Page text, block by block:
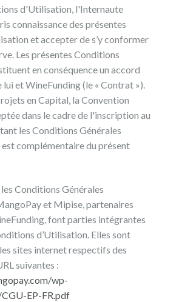
d'Utilisation, l'Internaute
connaissance des présentes
et accepter de s’y conformer
Les présentes Conditions
en conséquence un accord
et WineFunding (le « Contrat »).
en Capital, la Convention
dans le cadre de l'inscription au
les Conditions Générales
est complémentaire du présent
Conditions Générales
et Mipise, partenaires
font parties intégrantes
d’Utilisation. Elles sont
sites internet respectifs des
suivantes :
wp-
EP-FR.pdf